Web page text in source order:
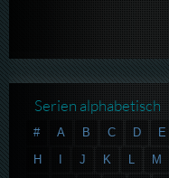
Serien alphabetisch
# A B C D E
H
I J K L M